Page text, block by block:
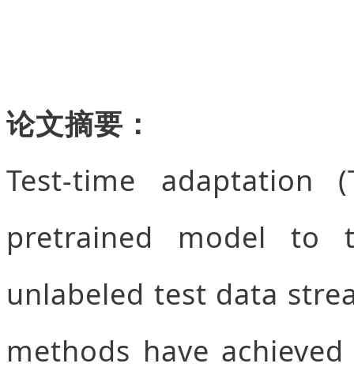
论文摘要：
Test-time adaptation
pretrained model to
unlabeled test data
methods have